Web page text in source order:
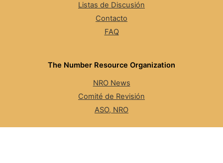
Listas de Discusión
Contacto
FAQ
The Number Resource Organization
NRO News
Comité de Revisión
ASO, NRO